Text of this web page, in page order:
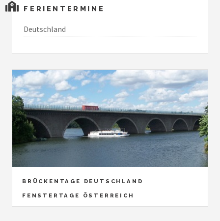
FERIENTERMINE
Deutschland
BRÜCKENTAGE DEUTSCHLAND
FENSTERTAGE ÖSTERREICH